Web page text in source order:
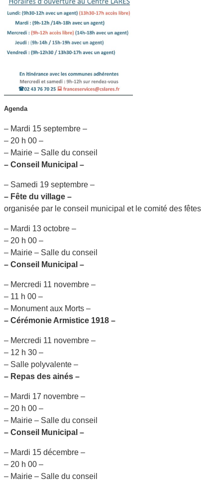
Agenda
– Mardi 15 septembre –
– 20 h 00 –
– Mairie – Salle du conseil
– Conseil Municipal –
– Samedi 19 septembre –
– Fête du village –
organisée par le conseil municipal et le comité des fêtes
– Mardi 13 octobre –
– 20 h 00 –
– Mairie – Salle du conseil
– Conseil Municipal –
– Mercredi 11 novembre –
– 11 h 00 –
– Monument aux Morts –
– Cérémonie Armistice 1918 –
– Mercredi 11 novembre –
– 12 h 30 –
– Salle polyvalente –
– Repas des ainés –
– Mardi 17 novembre –
– 20 h 00 –
– Mairie – Salle du conseil
– Conseil Municipal –
– Mardi 15 décembre –
– 20 h 00 –
– Mairie – Salle du conseil